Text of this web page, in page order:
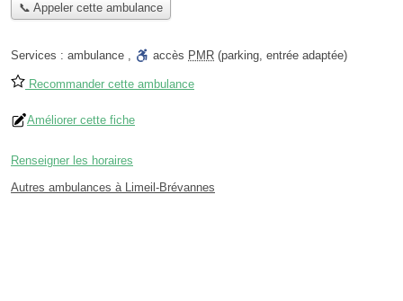
📞 Appeler cette ambulance
Services : ambulance , accès PMR (parking, entrée adaptée)
Recommander cette ambulance
Améliorer cette fiche
Renseigner les horaires
Autres ambulances à Limeil-Brévannes